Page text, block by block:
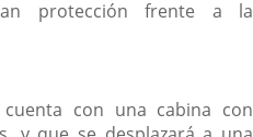
protección frente a la
con una cabina con